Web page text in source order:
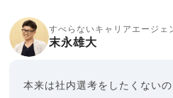
すべらないキャリアエージェ
末永雄大
本来は社内選考をしたくない